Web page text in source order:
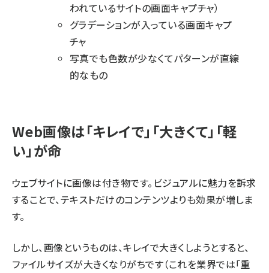
われているサイトの画面キャプチャ）
グラデーションが入っている画面キャプ
チャ
写真でも色数が少なくてパターンが直線
的なもの
Web画像は「キレイで」「大きくて」「軽
い」が命
ウェブサイトに画像は付き物です。ビジュアルに魅力を訴求
することで、テキストだけのコンテンツよりも効果が増しま
す。
しかし、画像というものは、キレイで大きくしようとすると、
ファイルサイズが大きくなりがちです（これを業界では「重